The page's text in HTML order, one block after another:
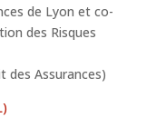
de Lyon et co-
des Risques
des Assurances)